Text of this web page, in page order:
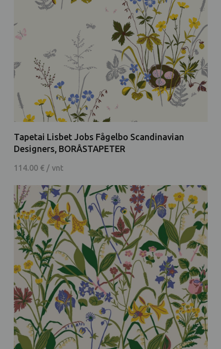
Tapetai Lisbet Jobs Fågelbo Scandinavian
Designers, BORÅSTAPETER
114.00 € / vnt